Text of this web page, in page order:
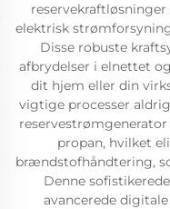
elektrisk
Disse robuste
afbrydelser i elnettet
dit hjem eller din
vigtige processer
propan, hvilket
brændstofhåndtering,
Denne
avancerede